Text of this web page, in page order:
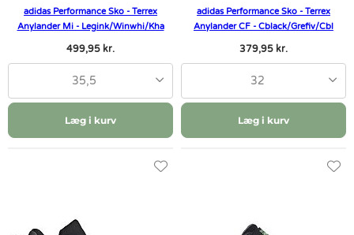
adidas Performance Sko - Terrex
Anylander Mi - Legink/Winwhi/Kha
499,95 kr.
35,5
Læg i kurv
adidas Performance Sko - Terrex
Anylander CF - Cblack/Grefiv/Cbl
379,95 kr.
32
Læg i kurv